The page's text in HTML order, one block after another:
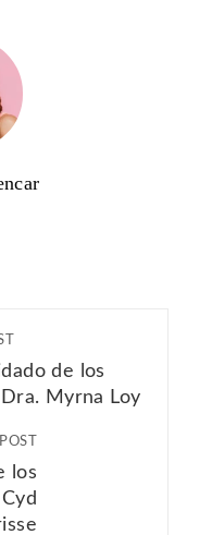
de los
Myrna Loy
los